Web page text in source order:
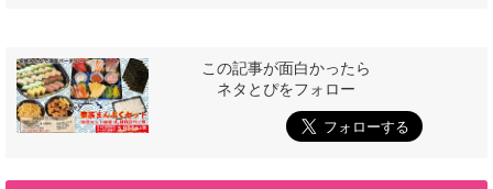
この記事が面白かったら
ネタとぴをフォロー